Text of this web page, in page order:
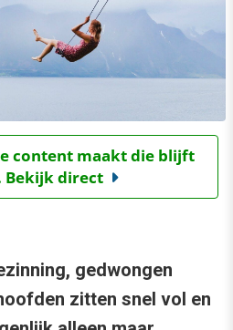
content maakt die blijft
Bekijk direct
gedwongen
zitten snel vol en